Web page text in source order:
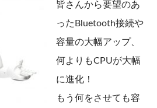
皆さんから要望のあ
ったBluetooth接続や
容量の大幅アップ、
何よりもCPUが大幅
に進化！
もう何をさせても容